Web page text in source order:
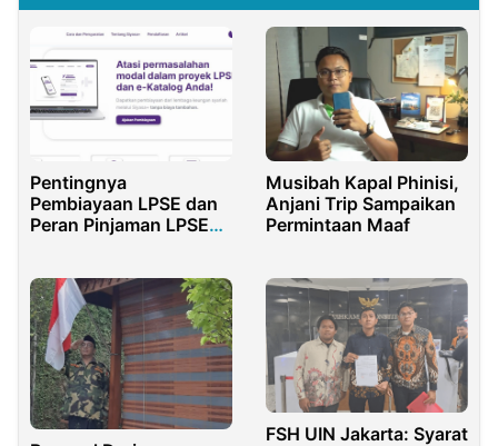
Pentingnya
Pembiayaan LPSE dan
Peran Pinjaman LPSE
Layanan Publik
Musibah Kapal Phinisi,
Anjani Trip Sampaikan
Permintaan Maaf
FSH UIN Jakarta: Syarat